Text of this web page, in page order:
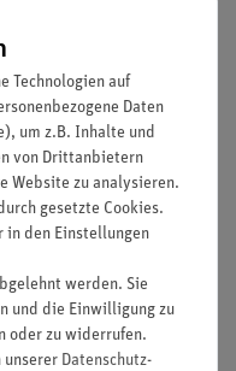
bis
Technologien auf
Daten
um z.B. Inhalte und
von Drittanbietern
Website zu analysieren.
gesetzte Cookies.
den Einstellungen
werden. Sie
und die Einwilligung zu
oder zu widerrufen.
unserer Daten­schutz­